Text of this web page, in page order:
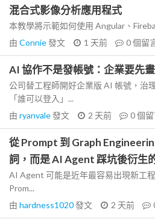
混合式影像分析應用程式
本教學將示範如何使用 Angular、
由 Connie發文 1 天前 0個留
AI 協作不是發帳號：企業要先
公司替工程師開好企業版 AI 帳號，治
「誰可以登入」...
由 ryanvale發文 2 天前 0個
從 Prompt 到 Graph
詞，而是 AI Agent 踩坑後衍生
AI Agent 可能是近年最容易出現新工
Prom...
由 hardness1020發文 2 天前